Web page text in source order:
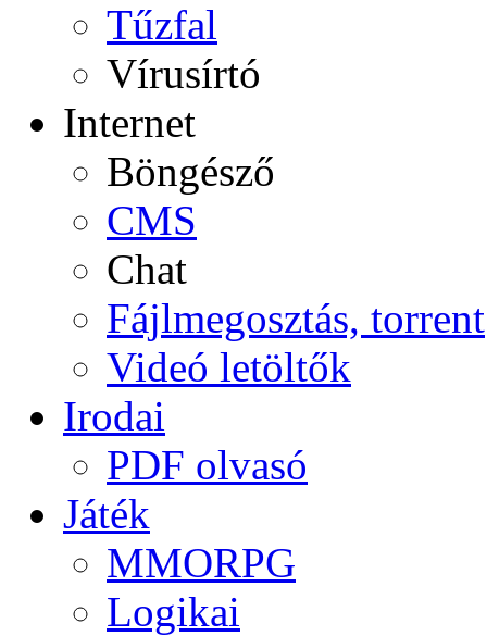
Tűzfal
Vírusírtó
Internet
Böngésző
CMS
Chat
Fájlmegosztás, torrent
Videó letöltők
Irodai
PDF olvasó
Játék
MMORPG
Logikai